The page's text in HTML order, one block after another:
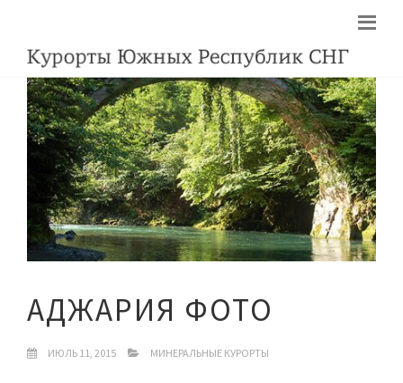
АДЖАРИЯ ФОТО
ИЮЛЬ 11, 2015 МИНЕРАЛЬНЫЕ КУРОРТЫ